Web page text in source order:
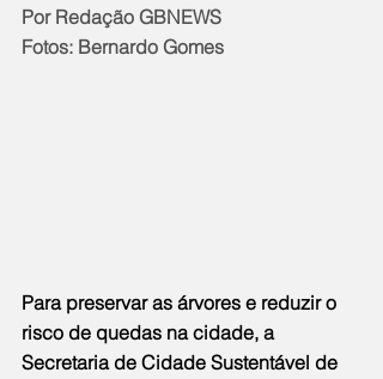
Por Redação GBNEWS
Fotos: Bernardo Gomes
Para preservar as árvores e reduzir o
risco de quedas na cidade, a
Secretaria de Cidade Sustentável de